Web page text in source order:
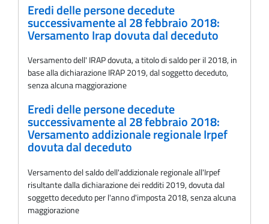
Eredi delle persone decedute
successivamente al 28 febbraio 2018:
Versamento Irap dovuta dal deceduto
Versamento dell' IRAP dovuta, a titolo di saldo per il 2018, in
base alla dichiarazione IRAP 2019, dal soggetto deceduto,
senza alcuna maggiorazione
Eredi delle persone decedute
successivamente al 28 febbraio 2018:
Versamento addizionale regionale Irpef
dovuta dal deceduto
Versamento del saldo dell'addizionale regionale all'Irpef
risultante dalla dichiarazione dei redditi 2019, dovuta dal
soggetto deceduto per l'anno d'imposta 2018, senza alcuna
maggiorazione